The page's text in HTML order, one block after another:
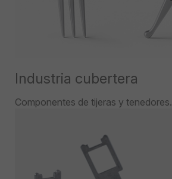
Industria cubertera
Componentes de tijeras y tenedores.